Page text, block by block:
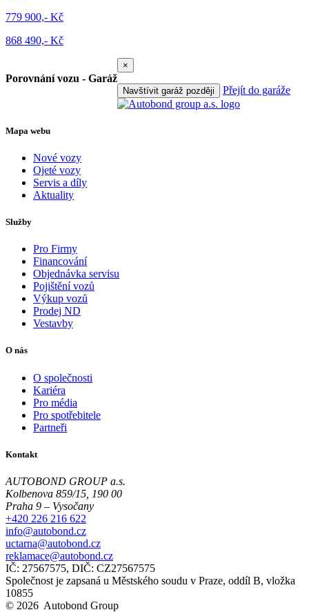
779 900,- Kč
868 490,- Kč
Porovnání vozu - Garáž
×
Navštívit garáž později Přejít do garáže
Mapa webu
Nové vozy
Ojeté vozy
Servis a díly
Aktuality
Služby
Pro Firmy
Financování
Objednávka servisu
Pojištění vozů
Výkup vozů
Prodej ND
Vestavby
O nás
O společnosti
Kariéra
Pro média
Pro spotřebitele
Partneři
Kontakt
AUTOBOND GROUP a.s.
Kolbenova 859/15, 190 00
Praha 9 – Vysočany
+420 226 216 622
info@autobond.cz
uctarna@autobond.cz
reklamace@autobond.cz
IČ: 27567575, DIČ: CZ27567575
Společnost je zapsaná u Městského soudu v Praze, oddíl B, vložka
10855
© 2026 Autobond Group